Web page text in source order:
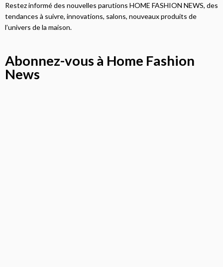
Restez informé des nouvelles parutions HOME FASHION NEWS, des
tendances à suivre, innovations, salons, nouveaux produits de
l’univers de la maison.
Abonnez-vous à Home Fashion
News